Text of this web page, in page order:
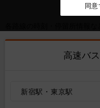
同
高速バ
新宿駅・東京駅